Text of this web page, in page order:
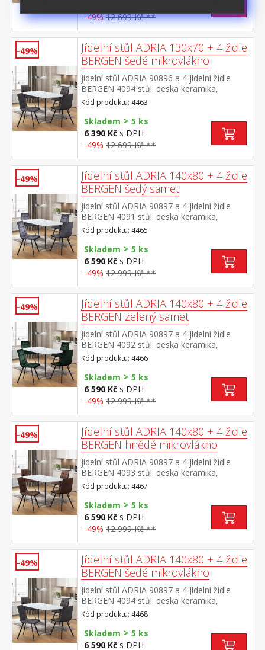
hnědá kovová konstrukce, barevné
provedení černá výška sedu židle 51
cm rozměr stolu (š/h/v) 130 × 70 × 75
cm rozměr židle (š/h/v) 45 × 53 × 88 cm
-49% 12 699 Kč **
-49%
Jídelní stůl ADRIA 130x70 + 4 židle
BERGEN šedé mikrovlákno
jídelní stůl ADRIA 90896 a 4 jídelní židle
BERGEN 4094 stůl: deska keramika,
barevné provedení imitace
mramoru kovová konstrukce, barevné
provedení černá židle: potah broušená kůže
– imitace mikrovlákno, barevné provedení
antracitová kovová konstrukce, barevné
cm rozměr stolu (š/h/v) 130 × 70 × 75
cm rozměr židle (š/h/v) 45 × 53 × 88 cm
Kód produktu: 4463
Skladem > 5 ks
6 390 Kč s DPH
-49% 12 699 Kč **
-49%
Jídelní stůl ADRIA 140x80 + 4 židle
BERGEN šedý samet
jídelní stůl ADRIA 90897 a 4 jídelní židle
BERGEN 4091 stůl: deska keramika,
barevné provedení imitace
mramoru kovová konstrukce, barevné
provedení černá židle: sametový potah,
barevné provedení šedá kovová konstrukce,
barevné provedení černá výška sedu židle
cm rozměr židle (š/h/v) 45 × 53 × 88 cm
Kód produktu: 4465
Skladem > 5 ks
6 590 Kč s DPH
-49% 12 999 Kč **
-49%
Jídelní stůl ADRIA 140x80 + 4 židle
BERGEN zelený samet
jídelní stůl ADRIA 90897 a 4 jídelní židle
BERGEN 4092 stůl: deska keramika,
barevné provedení imitace
mramoru kovová konstrukce, barevné
provedení černá židle: sametový potah,
barevné provedení zelená kovová
konstrukce, barevné provedení černá výška
70 × 75 cm rozměr židle (š/h/v) 45 × 53 × 88
cm
Kód produktu: 4466
Skladem > 5 ks
6 590 Kč s DPH
-49% 12 999 Kč **
-49%
Jídelní stůl ADRIA 140x80 + 4 židle
BERGEN hnědé mikrovlákno
jídelní stůl ADRIA 90897 a 4 jídelní židle
BERGEN 4093 stůl: deska keramika,
barevné provedení imitace
mramoru kovová konstrukce, barevné
provedení černá židle: potah broušená kůže
– imitace mikrovlákno, barevné provedení
hnědá kovová konstrukce, barevné
cm rozměr stolu (š/h/v) 140 × 70 × 75
cm rozměr židle (š/h/v) 45 × 53 × 88 cm
Kód produktu: 4467
Skladem > 5 ks
6 590 Kč s DPH
-49% 12 999 Kč **
-49%
Jídelní stůl ADRIA 140x80 + 4 židle
BERGEN šedé mikrovlákno
jídelní stůl ADRIA 90897 a 4 jídelní židle
BERGEN 4094 stůl: deska keramika,
barevné provedení imitace
mramoru kovová konstrukce, barevné
provedení černá židle: potah broušená kůže
– imitace mikrovlákno, barevné provedení
Kód produktu: 4468
Skladem > 5 ks
6 590 Kč s DPH